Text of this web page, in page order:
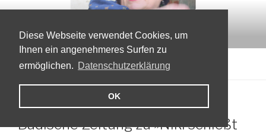
Diese Webseite verwendet Cookies, um
Ihnen ein angenehmeres Surfen zu
ermöglichen. Datenschutzerklärung
OK
springenTheatermacherin, Autorin, Schauspielerin
Menü
VERÖFFENTLICHT
12. APRIL 2011VONLORE SEICHTER MURÁTH
Badische Zeitung zu »Niki schießt